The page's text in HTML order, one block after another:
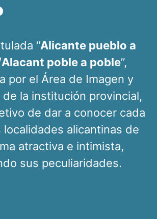
“Alicante pueblo a
poble a poble”,
por el Área de Imagen y
de la institución provincial,
de dar a conocer cada
localidades alicantinas de
atractiva e intimista,
sus peculiaridades.